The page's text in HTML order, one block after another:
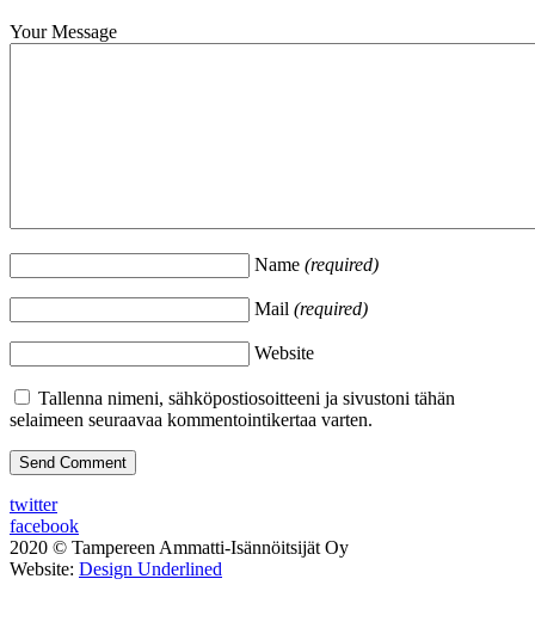
Your Message
Name (required)
Mail (required)
Website
Tallenna nimeni, sähköpostiosoitteeni ja sivustoni tähän
selaimeen seuraavaa kommentointikertaa varten.
twitter
facebook
2020 © Tampereen Ammatti-Isännöitsijät Oy
Website: Design Underlined